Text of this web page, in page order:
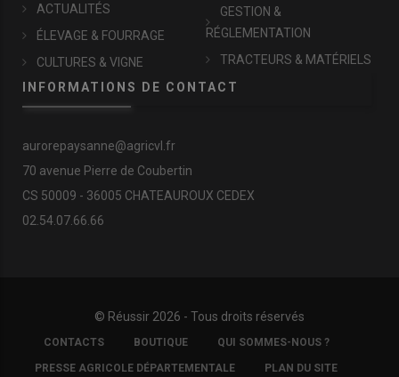
ACTUALITÉS
ÉLEVAGE & FOURRAGE
CULTURES & VIGNE
GESTION &
RÉGLEMENTATION
TRACTEURS & MATÉRIELS
INFORMATIONS DE CONTACT
aurorepaysanne@agricvl.fr
70 avenue Pierre de Coubertin
CS 50009 - 36005 CHATEAUROUX CEDEX
02.54.07.66.66
© Réussir 2026 - Tous droits réservés
FOOTER
COPYRIGHT
CONTACTS BOUTIQUE QUI SOMMES-NOUS ?
PRESSE AGRICOLE DÉPARTEMENTALE PLAN DU SITE